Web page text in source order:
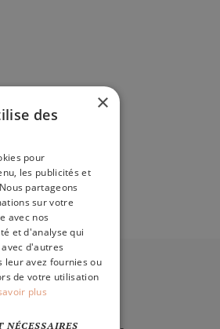
×
des
pour
les publicités et
partageons
sur votre
avec nos
et d'analyse qui
d'autres
leur avez fournies ou
de votre utilisation
plus
NÉCESSAIRES